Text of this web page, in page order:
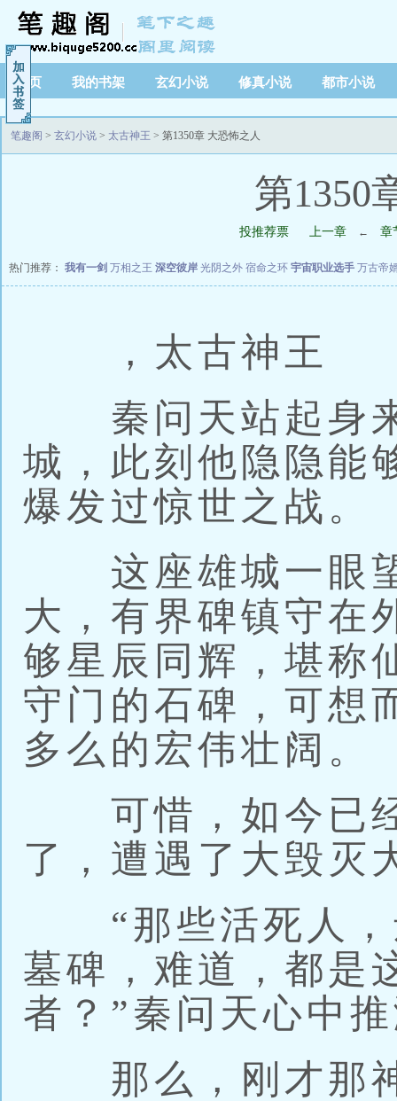
首页 我的书架 玄幻小说 修真小说 都市小说
笔趣阁 > 玄幻小说 > 太古神王 > 第1350章 大恐怖之人
第1350
投推荐票 上一章 ← 章
热门推荐： 我有一剑 万相之王 深空彼岸 光阴之外 宿命之环 宇宙职业选手 万古帝
，太古神王
秦问天站起身来
城，此刻他隐隐能
爆发过惊世之战。
这座雄城一眼望
大，有界碑镇守在
够星辰同辉，堪称
守门的石碑，可想
多么的宏伟壮阔。
可惜，如今已经
了，遭遇了大毁灭
“那些活死人，
墓碑，难道，都是
者？”秦问天心中
那么，刚才那神